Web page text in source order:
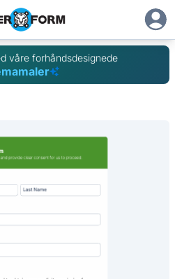
våre forhåndsdesignede